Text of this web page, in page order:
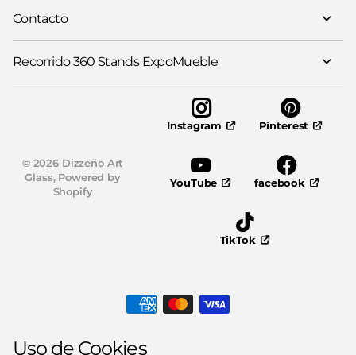
Contacto
Recorrido 360 Stands ExpoMueble
© 2026Dizzeño Art
Glass, Powered by
Shopify
Instagram Pinterest
YouTube facebook
TikTok
Uso de Cookies